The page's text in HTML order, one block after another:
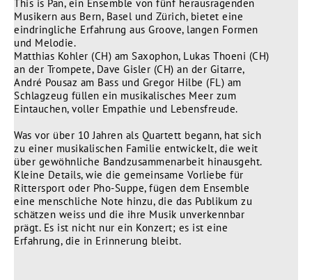
This is Pan, ein Ensemble von fünf herausragenden
Musikern aus Bern, Basel und Zürich, bietet eine
eindringliche Erfahrung aus Groove, langen Formen
und Melodie.
Matthias Kohler (CH) am Saxophon, Lukas Thoeni (CH)
an der Trompete, Dave Gisler (CH) an der Gitarre,
André Pousaz am Bass und Gregor Hilbe (FL) am
Schlagzeug füllen ein musikalisches Meer zum
Eintauchen, voller Empathie und Lebensfreude.
Was vor über 10 Jahren als Quartett begann, hat sich
zu einer musikalischen Familie entwickelt, die weit
über gewöhnliche Bandzusammenarbeit hinausgeht.
Kleine Details, wie die gemeinsame Vorliebe für
Rittersport oder Pho-Suppe, fügen dem Ensemble
eine menschliche Note hinzu, die das Publikum zu
schätzen weiss und die ihre Musik unverkennbar
prägt. Es ist nicht nur ein Konzert; es ist eine
Erfahrung, die in Erinnerung bleibt.